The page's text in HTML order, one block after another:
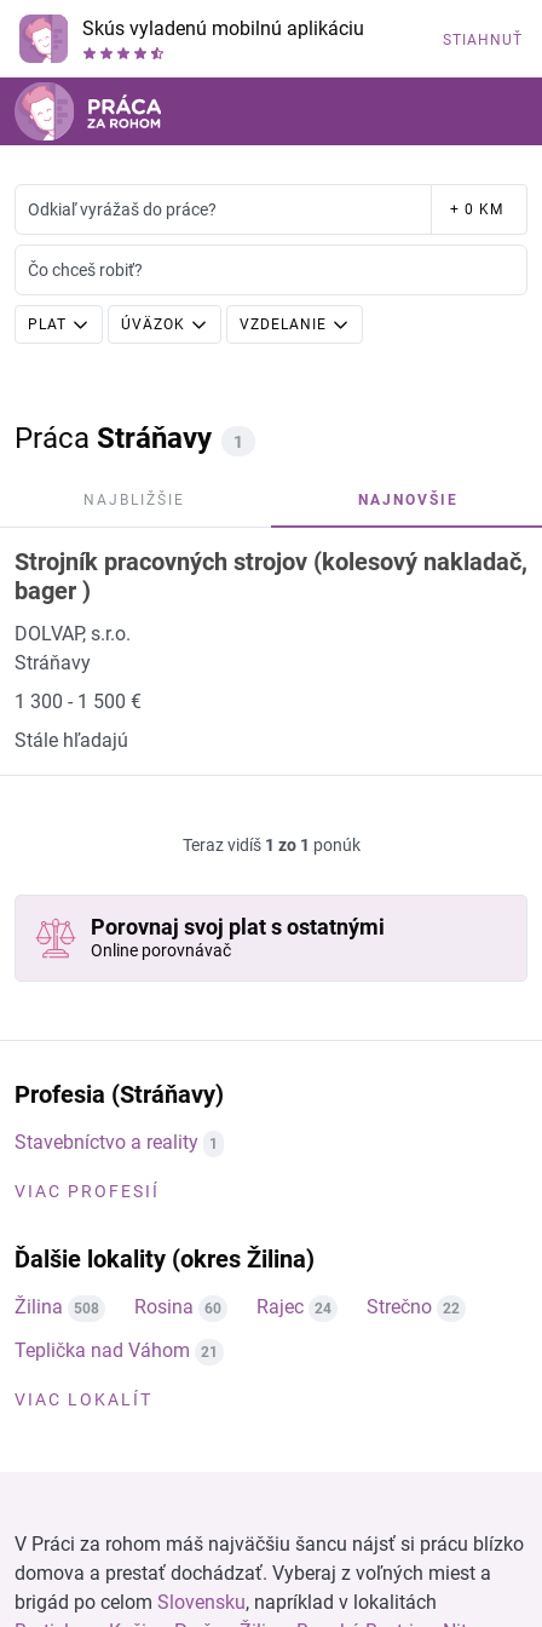
Skús vyladenú mobilnú aplikáciu STIAHNUŤ
Odkiaľ vyrážaš do práce? + 0 KM
Čo chceš robiť?
PLAT ÚVÄZOK VZDELANIE
Práca Stráňavy 1
NAJBLIŽŠIE NAJNOVŠIE
Strojník pracovných strojov (kolesový nakladač,
bager )
DOLVAP, s.r.o.
Stráňavy
1 300 - 1 500 €
Stále hľadajú
Teraz vidíš 1 zo 1 ponúk
Porovnaj svoj plat s ostatnými
Online porovnávač
Profesia (Stráňavy)
Stavebníctvo a reality 1
VIAC PROFESIÍ
Ďalšie lokality (okres Žilina)
Žilina 508 Rosina 60 Rajec 24 Strečno 22
Teplička nad Váhom 21
VIAC LOKALÍT
V Práci za rohom máš najväčšiu šancu nájsť si prácu blízko
domova a prestať dochádzať. Vyberaj z voľných miest a
brigád po celom Slovensku, napríklad v lokalitách